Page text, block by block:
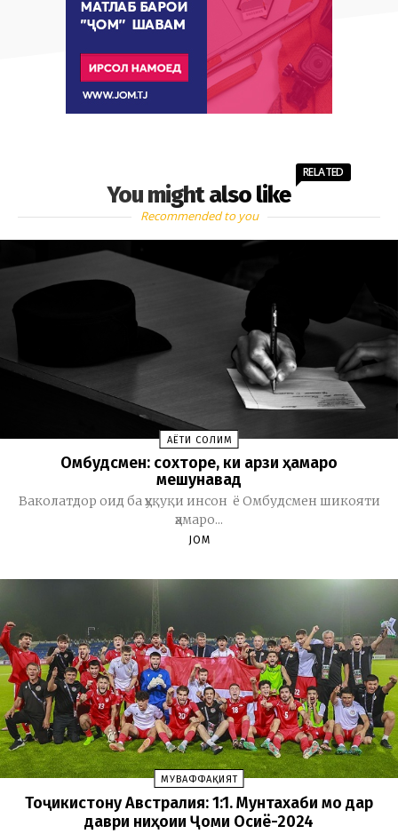
You might also like
RELATED
Recommended to you
ҲАЁТИ СОЛИМ
Омбудсмен: сохторе, ки арзи ҳамаро
мешунавад
Ваколатдор оид ба ҳуқуқи инсон ё Омбудсмен шикояти
ҳамаро...
JOM
МУВАФФАҚИЯТ
Тоҷикистону Австралия: 1:1. Мунтахаби мо дар
даври ниҳоии Ҷоми Осиё-2024